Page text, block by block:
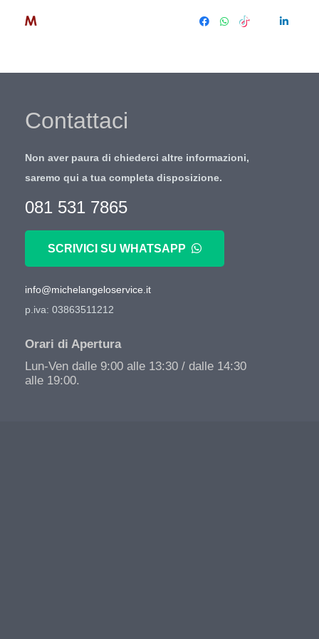
Contattaci
Non aver paura di chiederci altre informazioni,
saremo qui a tua completa disposizione.
081 531 7865
SCRIVICI SU WHATSAPP
info@michelangeloservice.it
p.iva: 03863511212
Orari di Apertura
Lun-Ven dalle 9:00 alle 13:30 / dalle 14:30
alle 19:00.